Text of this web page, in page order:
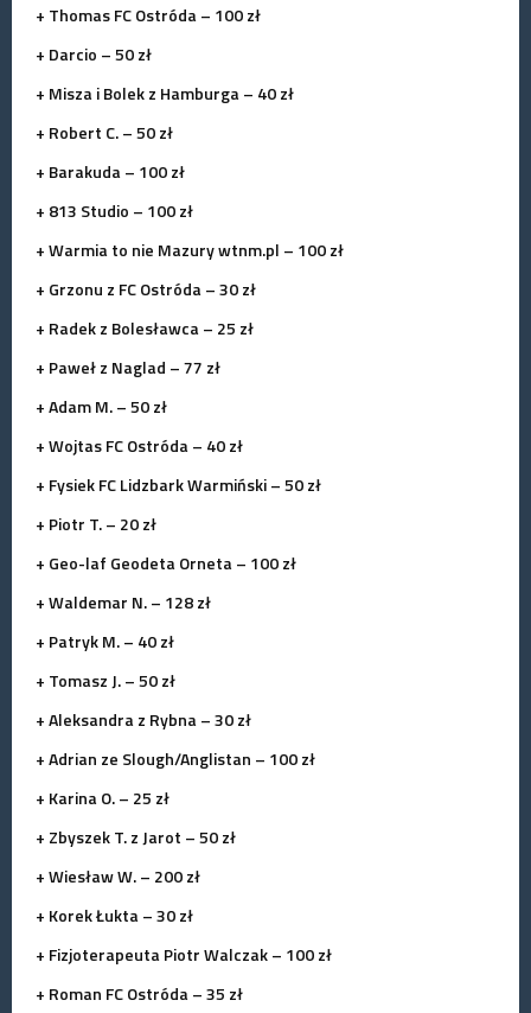
+ Thomas FC Ostróda – 100 zł
+ Darcio – 50 zł
+ Misza i Bolek z Hamburga – 40 zł
+ Robert C. – 50 zł
+ Barakuda – 100 zł
+ 813 Studio – 100 zł
+Warmiato nie Mazury wtnm.pl – 100 zł
+ Grzonu z FC Ostróda – 30 zł
+ Radek z Bolesławca – 25 zł
+ Paweł z Naglad – 77 zł
+ Adam M. – 50 zł
+ Wojtas FC Ostróda – 40 zł
+ Fysiek FC Lidzbark Warmiński – 50 zł
+ Piotr T. – 20 zł
+ Geo-laf Geodeta Orneta – 100 zł
+ Waldemar N. – 128 zł
+ Patryk M. – 40 zł
+ Tomasz J. – 50 zł
+ Aleksandra z Rybna – 30 zł
+ Adrian ze Slough/Anglistan – 100 zł
+ Karina O. – 25 zł
+ Zbyszek T. z Jarot – 50 zł
+ Wiesław W. – 200 zł
+ Korek Łukta – 30 zł
+ Fizjoterapeuta Piotr Walczak – 100 zł
+ Roman FC Ostróda – 35 zł